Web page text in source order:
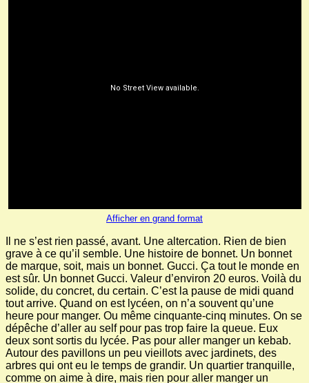
Afficher en grand format
Il ne s’est rien passé, avant. Une altercation. Rien de bien
grave à ce qu’il semble. Une histoire de bonnet. Un bonnet
de marque, soit, mais un bonnet. Gucci. Ça tout le monde en
est sûr. Un bonnet Gucci. Valeur d’environ 20 euros. Voilà du
solide, du concret, du certain. C’est la pause de midi quand
tout arrive. Quand on est lycéen, on n’a souvent qu’une
heure pour manger. Ou même cinquante-cinq minutes. On se
dépêche d’aller au self pour pas trop faire la queue. Eux
deux sont sortis du lycée. Pas pour aller manger un kebab.
Autour des pavillons un peu vieillots avec jardinets, des
arbres qui ont eu le temps de grandir. Un quartier tranquille,
comme on aime à dire, mais rien pour aller manger un